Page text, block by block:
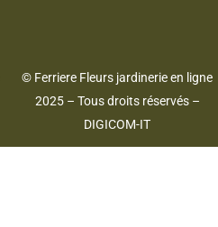
© Ferriere Fleurs jardinerie en ligne
2025 – Tous droits réservés –
DIGICOM-IT